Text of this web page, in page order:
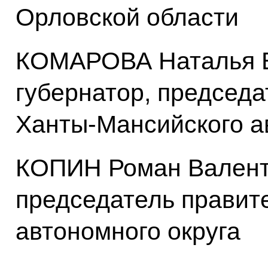
Орловской области
КОМАРОВА Наталья
губернатор,
Ханты-Мансийского
КОПИН Роман
председатель
автономного округа